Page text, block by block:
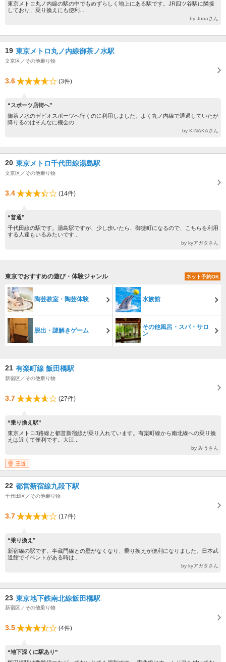
東京メトロ丸ノ内線の駅の中でもめずらしく地上にある駅です。JR四ツ谷駅に隣接
しており、乗り換えにも便利...
by Junaさん
19 東京メトロ丸ノ内線御茶ノ水駅
文京区／その他乗り物
3.6 (3件)
“スポーツ店街へ”
御茶ノ水のゼビオスポーツへ行くのに利用しました。よく丸ノ内線で通過していたが
降りるのはそんなに機会の...
by K-NAKAさん
20 東京メトロ千代田線湯島駅
文京区／その他乗り物
3.4 (14件)
“普通”
千代田線の駅です。湯島駅ですが、少し歩いたら、御徒町になるので、こちらを利用
する人達もいるみたいです...
by kyアガタさん
東京でおすすめの遊び・体験ジャンル ネット予約OK
陶芸教室・陶芸体験 水族館
脱出・謎解きゲーム
その他風呂・スパ・サロ
ン
21 有楽町線 飯田橋駅
新宿区／その他乗り物
3.7 (27件)
“乗り換え駅”
東京メトロ3路線と都営新宿線が乗り入れています。有楽町線から南北線への乗り換
えは近くて便利です。大江...
by みうさん
王道
22 都営新宿線九段下駅
千代田区／その他乗り物
3.7 (17件)
“乗り換え”
新宿線の駅です。半蔵門線との壁がなくなり、乗り換えが便利になりました。日本武
道館でイベントがある時は...
by kyアガタさん
23 東京地下鉄南北線飯田橋駅
新宿区／その他乗り物
3.5 (4件)
“地下深くに駅あり”